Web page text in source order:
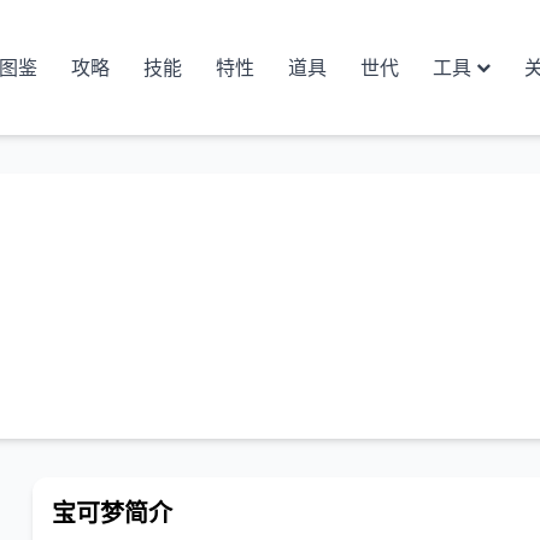
图鉴 攻略 技能 特性 道具 世代 工具
宝可梦简介